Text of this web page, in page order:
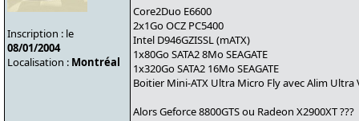
Inscription : le
08/01/2004
Localisation : Montréal
Core2Duo E6600
2x1Go OCZ PC5400
Intel D946GZISSL (mATX)
1x80Go SATA2 8Mo SEAGATE
1x320Go SATA2 16Mo SEAGATE
Boitier Mini-ATX Ultra Micro Fly avec Alim Ultra
Alors Geforce 8800GTS ou Radeon X2900XT ???